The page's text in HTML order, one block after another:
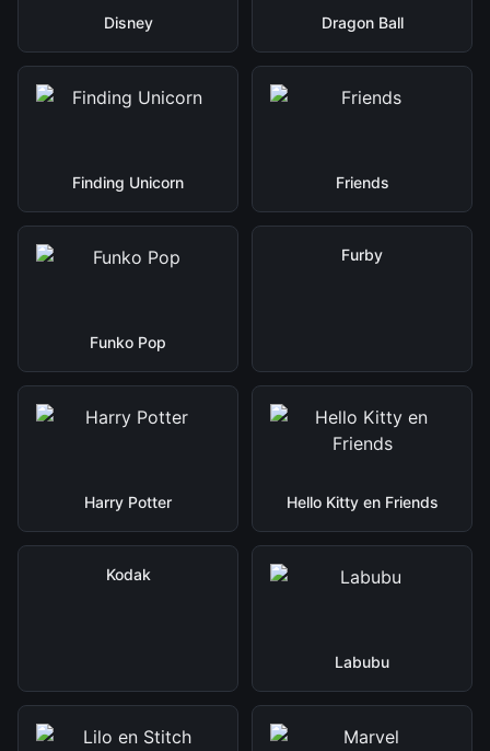
Disney Dragon Ball
Finding Unicorn Friends
Funko Pop
Furby
Harry Potter Hello Kitty en Friends
Kodak
Labubu